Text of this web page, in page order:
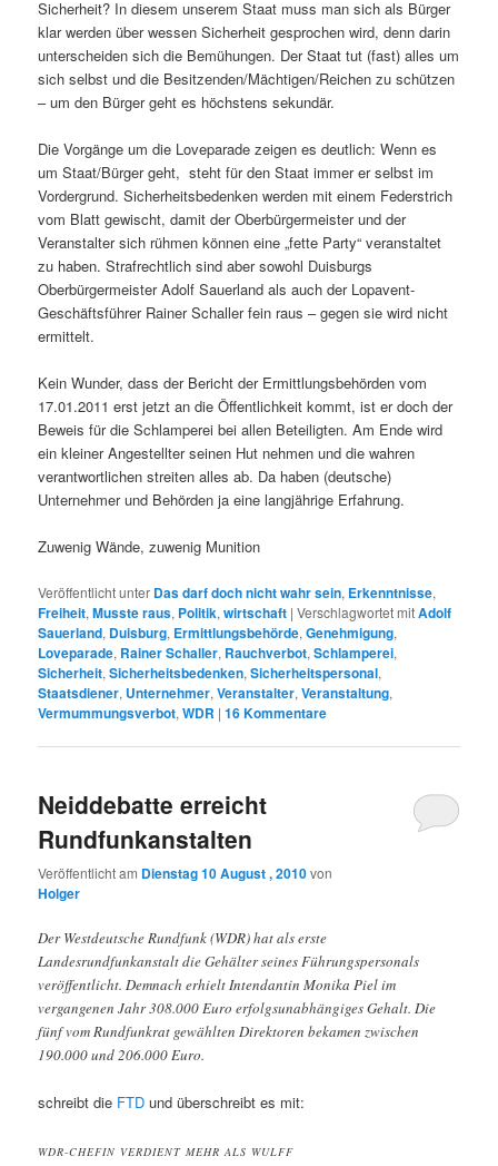
Sicherheit? In diesem unserem Staat muss man sich als Bürger
klar werden über wessen Sicherheit gesprochen wird, denn darin
unterscheiden sich die Bemühungen. Der Staat tut (fast) alles um
sich selbst und die Besitzenden/Mächtigen/Reichen zu schützen
– um den Bürger geht es höchstens sekundär.
Die Vorgänge um die Loveparade zeigen es deutlich: Wenn es
um Staat/Bürger geht, steht für den Staat immer er selbst im
Vordergrund. Sicherheitsbedenken werden mit einem Federstrich
vom Blatt gewischt, damit der Oberbürgermeister und der
Veranstalter sich rühmen können eine „fette Party“ veranstaltet
zu haben. Strafrechtlich sind aber sowohl Duisburgs
Oberbürgermeister Adolf Sauerland als auch der Lopavent-
Geschäftsführer Rainer Schaller fein raus – gegen sie wird nicht
ermittelt.
Kein Wunder, dass der Bericht der Ermittlungsbehörden vom
17.01.2011 erst jetzt an die Öffentlichkeit kommt, ist er doch der
Beweis für die Schlamperei bei allen Beteiligten. Am Ende wird
ein kleiner Angestellter seinen Hut nehmen und die wahren
verantwortlichen streiten alles ab. Da haben (deutsche)
Unternehmer und Behörden ja eine langjährige Erfahrung.
Zuwenig Wände, zuwenig Munition
Veröffentlicht unter Das darf doch nicht wahr sein, Erkenntnisse,
Freiheit,Musste raus, Politik,wirtschaft |Verschlagwortet mitAdolf
Sauerland, Duisburg, Ermittlungsbehörde,Genehmigung,
Loveparade, Rainer Schaller, Rauchverbot,Schlamperei,
Sicherheit,Sicherheitsbedenken,Sicherheitspersonal,
Staatsdiener, Unternehmer,Veranstalter,Veranstaltung,
Vermummungsverbot,WDR |16Kommentare
Neiddebatte erreicht
Rundfunkanstalten
Veröffentlicht am Dienstag 10 August , 2010von
Holger
Der Westdeutsche Rundfunk (WDR) hat als erste
Landesrundfunkanstalt die Gehälter seines Führungspersonals
veröffentlicht. Demnach erhielt Intendantin Monika Piel im
vergangenen Jahr 308.000 Euro erfolgsunabhängiges Gehalt. Die
fünf vom Rundfunkrat gewählten Direktoren bekamen zwischen
190.000 und 206.000 Euro.
schreibt die FTD und überschreibt es mit:
WDR-CHEFIN VERDIENT MEHR ALS WULFF